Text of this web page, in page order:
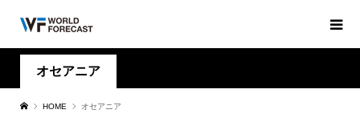
オセアニア
HOME オセアニア